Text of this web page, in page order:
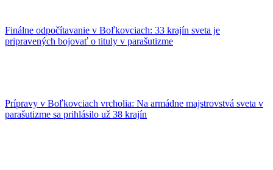
Finálne odpočítavanie v Boľkovciach: 33 krajín sveta je
pripravených bojovať o tituly v parašutizme
Prípravy v Boľkovciach vrcholia: Na armádne majstrovstvá sveta v
parašutizme sa prihlásilo už 38 krajín